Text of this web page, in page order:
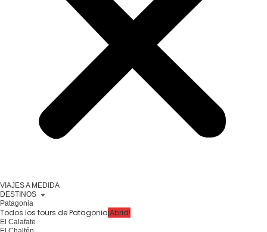
VIAJES A MEDIDA
DESTINOS
Patagonia
Todos los tours de Patagonia¡Abrid!
El Calafate